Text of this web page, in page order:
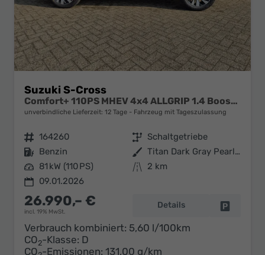
Suzuki S-Cross
Comfort+ 110PS MHEV 4x4 ALLGRIP 1.4 Boosterjet Teilleder Navi Klimaautomatik Sitzheizung ACC PDC v+h 4x Kamera Suzuki-Radio Apple CarPlay Android Auto Touchscreen 2xKeyless 17-LM
unverbindliche Lieferzeit: 12 Tage Fahrzeug mit Tageszulassung
Fahrzeugnr. 164260 Getriebe Schaltgetriebe
Kraftstoff Benzin Außenfarbe
Titan Dark Gray Pearl Metallic
Leistung 81 kW (110 PS) Kilometerstand
2 km
09.01.2026
26.990,– €
incl. 19% MwSt.
Details
Verbrauch kombiniert: 5,60 l/100km
CO2-Klasse: D
CO -Emissionen: 131,00 g/km